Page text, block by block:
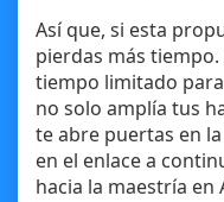
Así que, si esta
pierdas más
tiempo limitado
no solo amplía tus
te abre puertas en
en el enlace a
hacia la maestría en